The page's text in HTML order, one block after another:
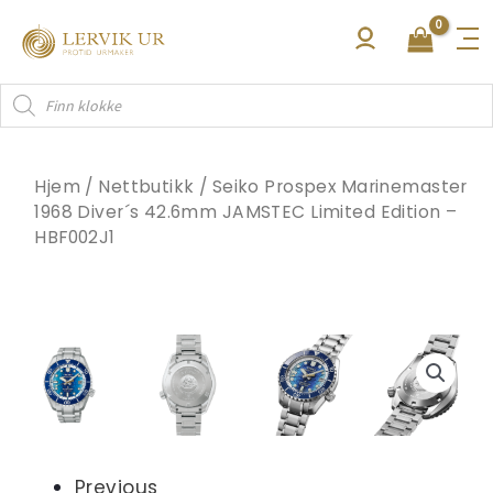
rett
innholdet
Products
search
Hjem / Nettbutikk / Seiko Prospex Marinemaster
1968 Diver´s 42.6mm JAMSTEC Limited Edition –
HBF002J1